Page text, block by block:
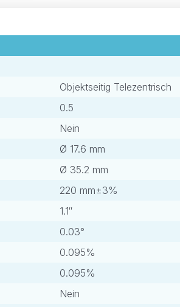
Objektseitig Telezentrisch
0.5
Nein
Ø 17.6 mm
Ø 35.2 mm
220 mm±3%
1.1″
0.03°
0.095%
0.095%
Nein